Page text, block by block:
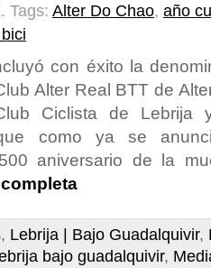
Tags: Alter Do Chao, año
con éxito la
Alter Real BTT de
Ciclista de Lebrija
como ya se
aniversario de la
, Lebrija | Bajo Guadalquivir,
bajo guadalquivir,